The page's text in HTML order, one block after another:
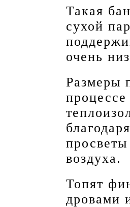
Такая
сухой
очень
Размеры
процессе
воздуха.
Топят
дровами